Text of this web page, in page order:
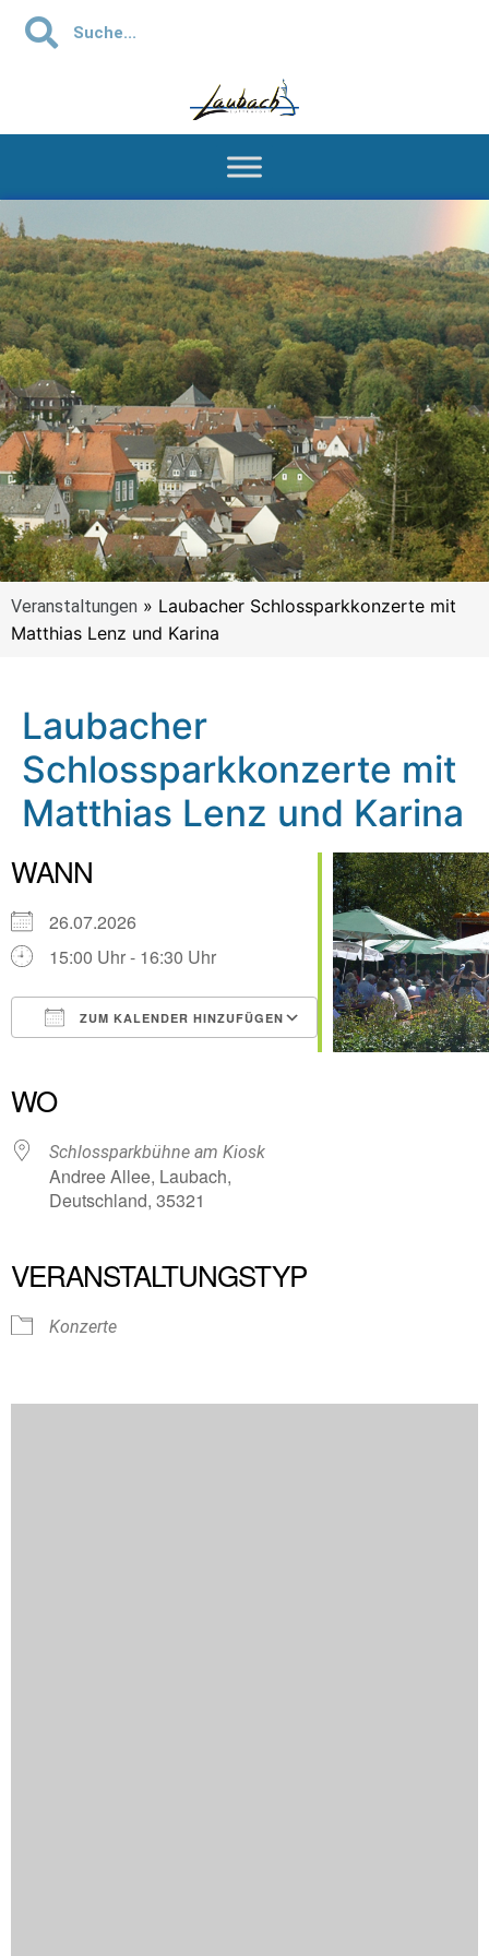
Veranstaltungen » Laubacher Schlossparkkonzerte mit
Matthias Lenz und Karina
Laubacher
Schlossparkkonzerte mit
Matthias Lenz und Karina
WANN
26.07.2026
15:00 Uhr - 16:30 Uhr
ZUM KALENDER HINZUFÜGEN
Outlook Live
WO
Schlossparkbühne am Kiosk
Andree Allee, Laubach,
Deutschland, 35321
VERANSTALTUNGSTYP
Konzerte